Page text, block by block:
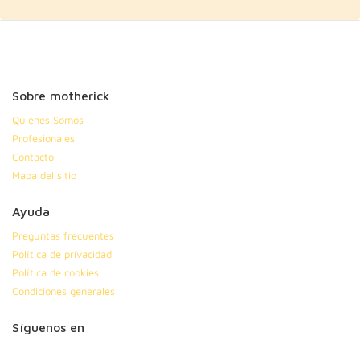
Sobre motherick
Quiénes Somos
Profesionales
Contacto
Mapa del sitio
Ayuda
Preguntas frecuentes
Política de privacidad
Política de cookies
Condiciones generales
Síguenos en